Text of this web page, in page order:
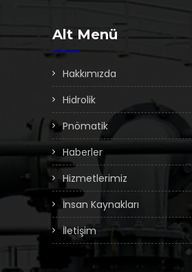
Alt Menü
Hakkımızda
Hidrolik
Pnömatik
Haberler
Hizmetlerimiz
İnsan Kaynakları
İletişim